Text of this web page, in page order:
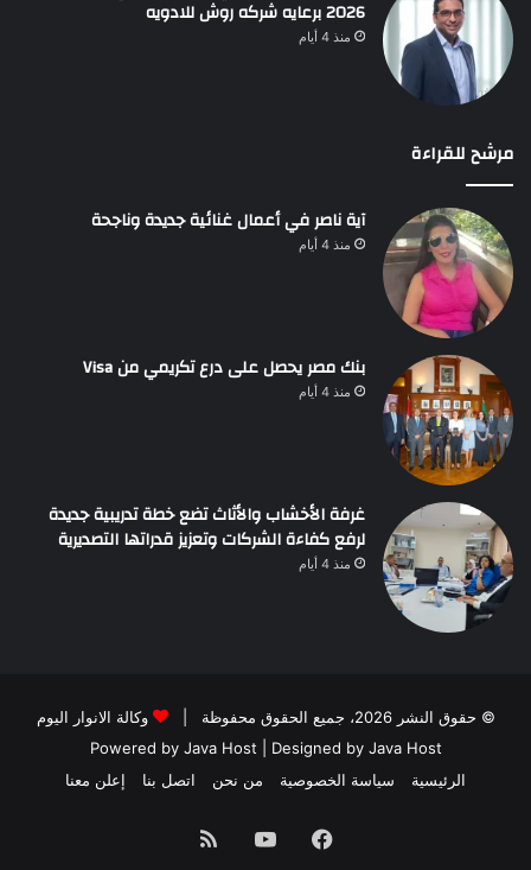
2026 برعايه شركه روش للادويه
منذ 4 أيام
مرشح للقراءة
آية ناصر في أعمال غنائية جديدة وناجحة
منذ 4 أيام
بنك مصر يحصل على درع تكريمي من Visa
منذ 4 أيام
غرفة الأخشاب والأثاث تضع خطة تدريبية جديدة
لرفع كفاءة الشركات وتعزيز قدراتها التصديرية
منذ 4 أيام
© حقوق النشر 2026، جميع الحقوق محفوظة |
وكالة الانوار اليوم
Powered by Java Host | Designed by Java Host
الرئيسية
سياسة الخصوصية من نحن اتصل بنا إعلن معنا
فيسبوكيوتيوبملخص